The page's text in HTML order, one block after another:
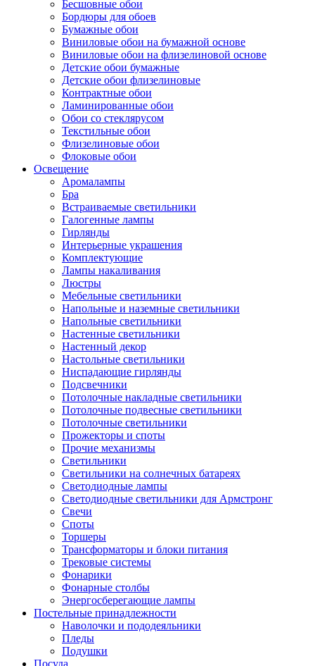
Бесшовные обои
Бордюры для обоев
Бумажные обои
Виниловые обои на бумажной основе
Виниловые обои на флизелиновой основе
Детские обои бумажные
Детские обои флизелиновые
Контрактные обои
Ламинированные обои
Обои со стеклярусом
Текстильные обои
Флизелиновые обои
Флоковые обои
Освещение
Аромалампы
Бра
Встраиваемые светильники
Галогенные лампы
Гирлянды
Интерьерные украшения
Комплектующие
Лампы накаливания
Люстры
Мебельные светильники
Напольные и наземные светильники
Напольные светильники
Настенные светильники
Настенный декор
Настольные светильники
Ниспадающие гирлянды
Подсвечники
Потолочные накладные светильники
Потолочные подвесные светильники
Потолочные светильники
Прожекторы и споты
Прочие механизмы
Светильники
Светильники на солнечных батареях
Светодиодные лампы
Светодиодные светильники для Армстронг
Свечи
Споты
Торшеры
Трансформаторы и блоки питания
Трековые системы
Фонарики
Фонарные столбы
Энергосберегающие лампы
Постельные принадлежности
Наволочки и пододеяльники
Пледы
Подушки
Посуда